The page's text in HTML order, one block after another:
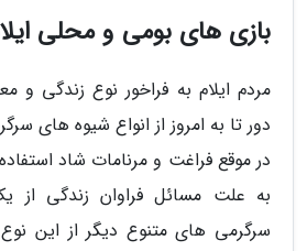
بازی های بومی و محلی
مردم ایلام به فراخور نوع زندگی
دور تا به امروز از انواع شیوه های
در موقع فراغت و مرنامات شاد
به علت مسائل فراوان زندگی
سرگرمی های متنوع دیگر از این نوع